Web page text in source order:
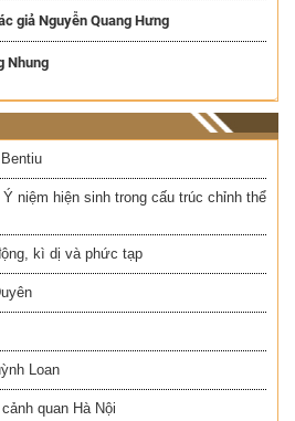
giả Nguyễn Quang Hưng
Nhung
niệm hiện sinh trong cấu trúc chỉnh thể
kì dị và phức tạp
Loan
quan Hà Nội